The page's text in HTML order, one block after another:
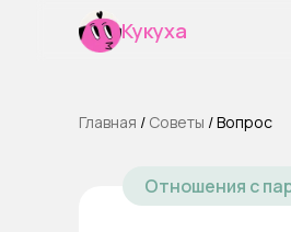
Кукуха
Главная / Cоветы /Вопрос
Отношения с